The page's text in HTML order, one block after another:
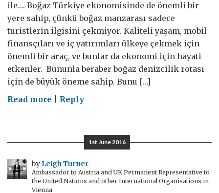
ile…. Boğaz Türkiye ekonomisinde de önemli bir
yere sahip, çünkü boğaz manzarası sadece
turistlerin ilgisini çekmiyor. Kaliteli yaşam, mobil
finansçıları ve iç yatırımları ülkeye çekmek için
önemli bir araç, ve bunlar da ekonomi için hayati
etkenler. Bununla beraber boğaz denizcilik rotası
için de büyük öneme sahip. Bunu […]
Read more onReply
1st June 2016
by Leigh Turner
Ambassador to Austria and UK Permanent Representative to
the United Nations and other International Organisations in
Vienna